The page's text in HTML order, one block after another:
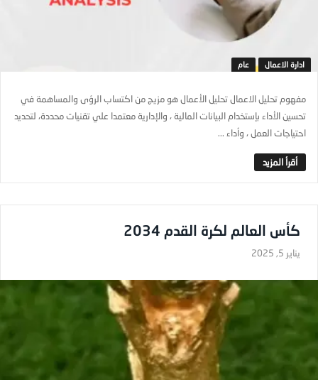
ادارة الاعمال عام
مفهوم تحليل الاعمال تحليل الأعمال هو مزيج من اكتساب الرؤى والمساهمة في
تحسين الأداء بإستخدام البيانات المالية ، والإدارية معتمدا علي تقنيات محددة، لتحديد
احتياجات العمل ، وأداء ...
كأس العالم لكرة القدم 2034
يناير 5, 2025